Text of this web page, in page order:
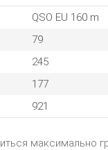
QSO EU 160 m
79
245
177
921
максимально